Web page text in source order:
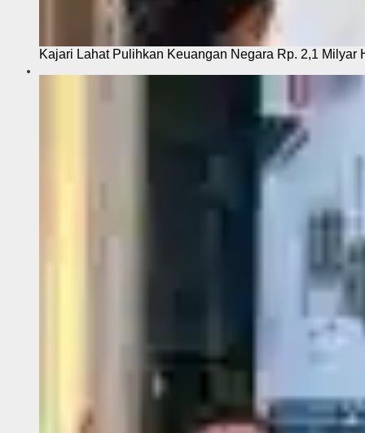
Kajari Lahat Pulihkan Keuangan Negara Rp. 2,1 Milyar